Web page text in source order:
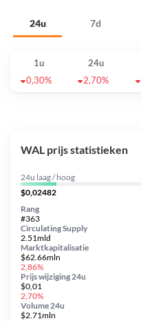
24u 7d
1u 24u
0,30%
2,70%
WAL prijs statistieken
24u laag / hoog
$0,02482
Circulating Supply
2.51mld
Prijs wijziging 24u
$0,01
2,70%
Marktkapitalisatie
$62.66mln
2,86%
Volume 24u
$2.71mln
Rang
#363